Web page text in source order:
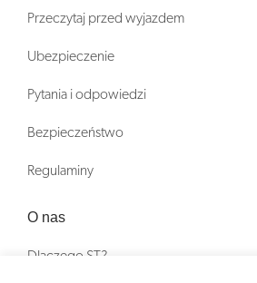
Przeczytaj przed wyjazdem
Ubezpieczenie
Pytania i odpowiedzi
Bezpieczeństwo
Regulaminy
O nas
Dlaczego ST?